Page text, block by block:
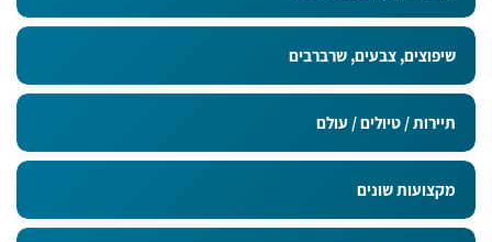
שיפוצים, צבעים, שרברבים
תיירות / טיולים / עולם
מקצועות שונים